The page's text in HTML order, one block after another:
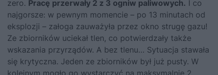
zero. Pracę przerwały 2 z 3 ogniw paliwowych. I co
najgorsze: w pewnym momencie – po 13 minutach od
eksplozji – załoga zauważyła przez okno strugę gazu!
Ze zbiorników uciekał tlen, co potwierdzały także
wskazania przyrządów. A bez tlenu… Sytuacja stawała
się krytyczna. Jeden ze zbiorników był już pusty. W
kolejnym mogło go wystarczyć na maksymalnie 2